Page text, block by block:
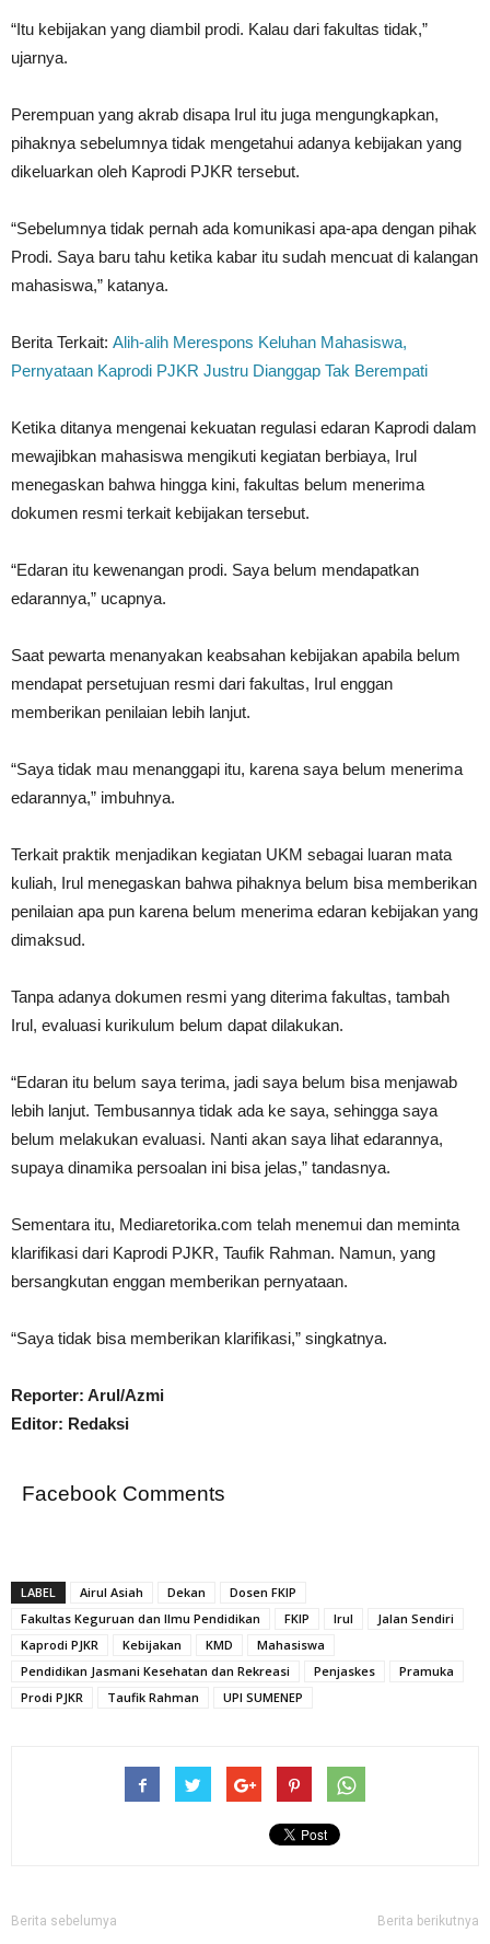
“Itu kebijakan yang diambil prodi. Kalau dari fakultas tidak,”
ujarnya.
Perempuan yang akrab disapa Irul itu juga mengungkapkan,
pihaknya sebelumnya tidak mengetahui adanya kebijakan yang
dikeluarkan oleh Kaprodi PJKR tersebut.
“Sebelumnya tidak pernah ada komunikasi apa-apa dengan pihak
Prodi. Saya baru tahu ketika kabar itu sudah mencuat di kalangan
mahasiswa,” katanya.
Berita Terkait: Alih-alih Merespons Keluhan Mahasiswa,
Pernyataan Kaprodi PJKR Justru Dianggap Tak Berempati
Ketika ditanya mengenai kekuatan regulasi edaran Kaprodi dalam
mewajibkan mahasiswa mengikuti kegiatan berbiaya, Irul
menegaskan bahwa hingga kini, fakultas belum menerima
dokumen resmi terkait kebijakan tersebut.
“Edaran itu kewenangan prodi. Saya belum mendapatkan
edarannya,” ucapnya.
Saat pewarta menanyakan keabsahan kebijakan apabila belum
mendapat persetujuan resmi dari fakultas, Irul enggan
memberikan penilaian lebih lanjut.
“Saya tidak mau menanggapi itu, karena saya belum menerima
edarannya,” imbuhnya.
Terkait praktik menjadikan kegiatan UKM sebagai luaran mata
kuliah, Irul menegaskan bahwa pihaknya belum bisa memberikan
penilaian apa pun karena belum menerima edaran kebijakan yang
dimaksud.
Tanpa adanya dokumen resmi yang diterima fakultas, tambah
Irul, evaluasi kurikulum belum dapat dilakukan.
“Edaran itu belum saya terima, jadi saya belum bisa menjawab
lebih lanjut. Tembusannya tidak ada ke saya, sehingga saya
belum melakukan evaluasi. Nanti akan saya lihat edarannya,
supaya dinamika persoalan ini bisa jelas,” tandasnya.
Sementara itu, Mediaretorika.com telah menemui dan meminta
klarifikasi dari Kaprodi PJKR, Taufik Rahman. Namun, yang
bersangkutan enggan memberikan pernyataan.
“Saya tidak bisa memberikan klarifikasi,” singkatnya.
Reporter: Arul/Azmi
Editor: Redaksi
Facebook Comments
LABEL Airul Asiah Dekan
Dosen FKIP
Fakultas Keguruan dan Ilmu Pendidikan
FKIP Irul
Jalan Sendiri
Kaprodi PJKR
Kebijakan KMD
Mahasiswa
Pendidikan Jasmani Kesehatan dan Rekreasi
Penjaskes
Pramuka
Prodi PJKR
Taufik Rahman UPI SUMENEP
Berita sebelumya Berita berikutnya